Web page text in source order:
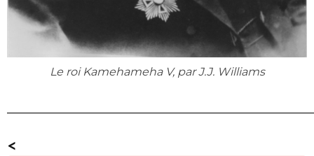
Le roi Kamehameha V, par J.J. Williams
<